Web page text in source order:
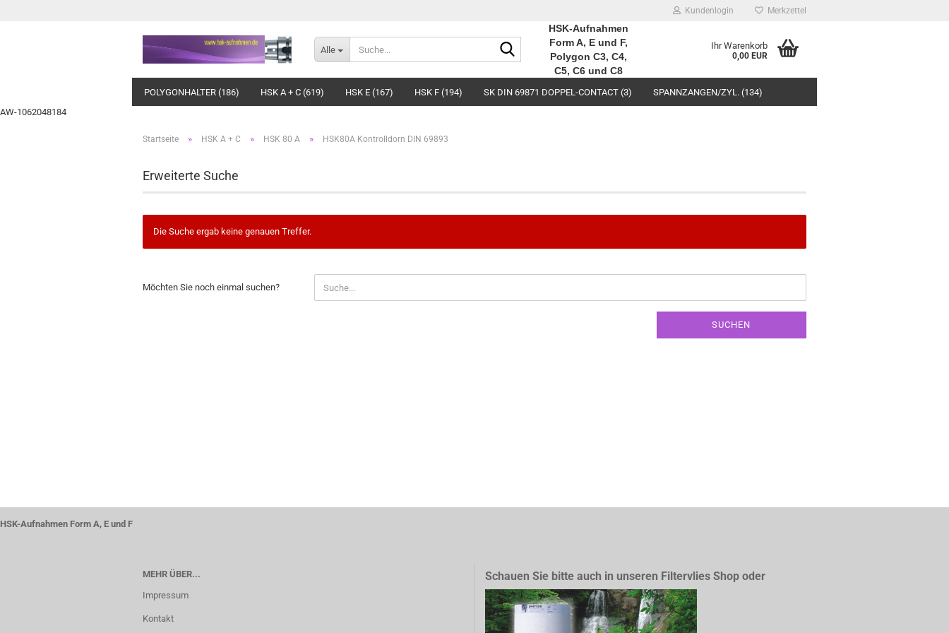
AW-1062048184
Kundenlogin Merkzettel
Alle
Suche...
HSK-Aufnahmen
Form A, E und F,
Polygon C3, C4,
C5, C6 und C8
Ihr Warenkorb
0,00 EUR
POLYGONHALTER (186) HSK A + C (619) HSK E (167) HSK F (194) SK DIN 69871 DOPPEL-CONTACT (3) SPANNZANGEN/ZYL. (134)
Startseite » HSK A + C » HSK 80 A » HSK80A Kontrolldorn DIN 69893
Erweiterte Suche
Die Suche ergab keine genauen Treffer.
SIE
Möchten Sie noch einmal suchen?
SUCHEN
HSK-Aufnahmen Form A, E und F
MEHR ÜBER...
Impressum
Kontakt
Schauen Sie bitte auch in unseren Filtervlies Shop oder